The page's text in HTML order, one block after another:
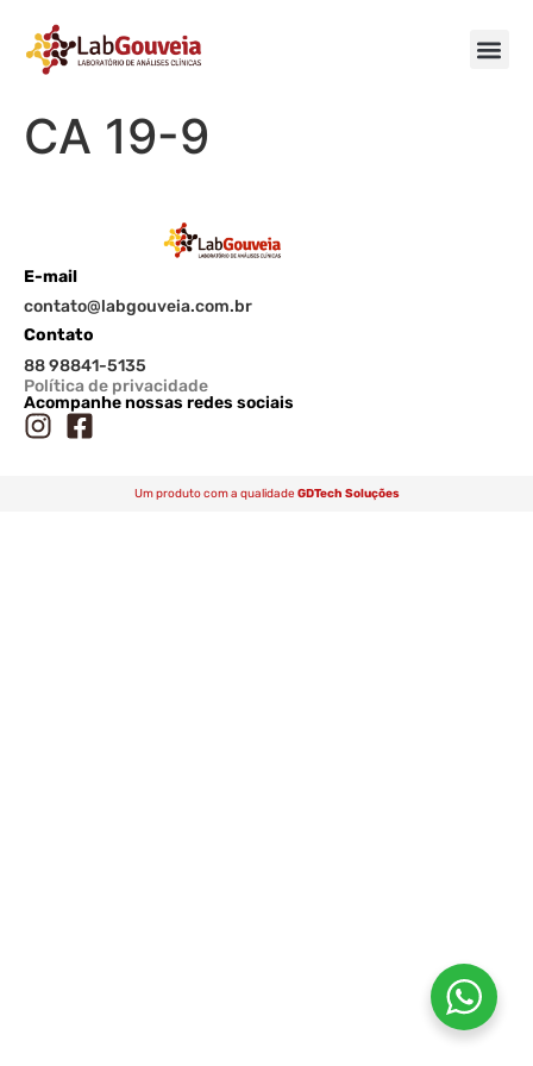
CA 19-9
E-mail
contato@labgouveia.com.br
Contato
88 98841-5135
Política de privacidade
Acompanhe nossas redes sociais
Um produto com a qualidade GDTech Soluções